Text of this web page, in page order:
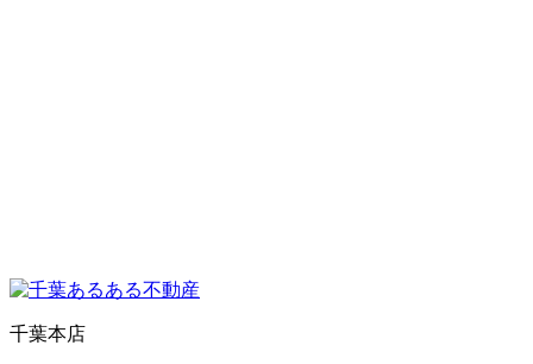
千葉本店